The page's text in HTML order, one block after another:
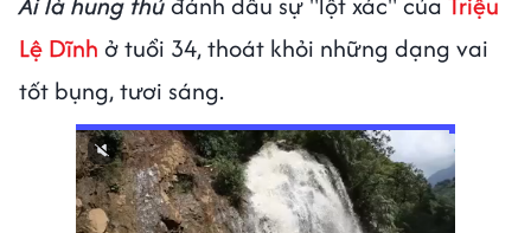
Lệ Dĩnh ở tuổi 34, thoát khỏi những dạng vai
tốt bụng, tươi sáng.